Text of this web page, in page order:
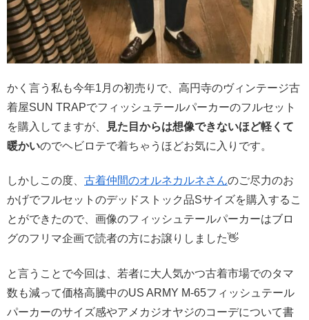
かく言う私も今年1月の初売りで、高円寺のヴィンテージ古
着屋SUN TRAPでフィッシュテールパーカーのフルセット
を購入してますが、
見た目からは想像できないほど軽くて
暖かいのでヘビロテで着ちゃうほどお気に入りです。
しかしこの度、 古着仲間のオルネカルネさんのご尽力のお
かげでフルセットのデッドストック品Sサイズを購入するこ
とができたので、画像のフィッシュテールパーカーはブロ
グのフリマ企画で読者の方にお譲りしました👋
と言うことで今回は、若者に大人気かつ古着市場でのタマ
数も減って価格高騰中のUS ARMY M-65フィッシュテール
パーカーのサイズ感やアメカジオヤジのコーデについて書